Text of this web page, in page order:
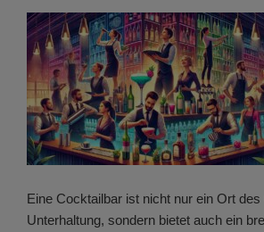
Eine Cocktailbar ist nicht nur ein Ort
Unterhaltung, sondern bietet auch ein